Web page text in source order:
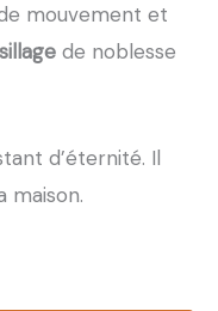
mouvement et
sillage de noblesse
d’éternité. Il
maison.